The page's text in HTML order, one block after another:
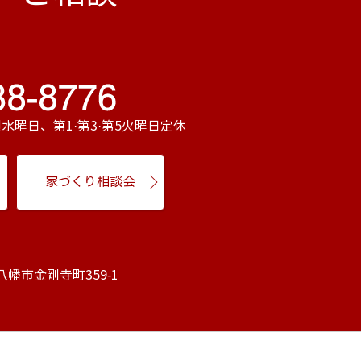
曜日、第1·第3·第5火曜日定休
家づくり相談会
幡市金剛寺町359-1